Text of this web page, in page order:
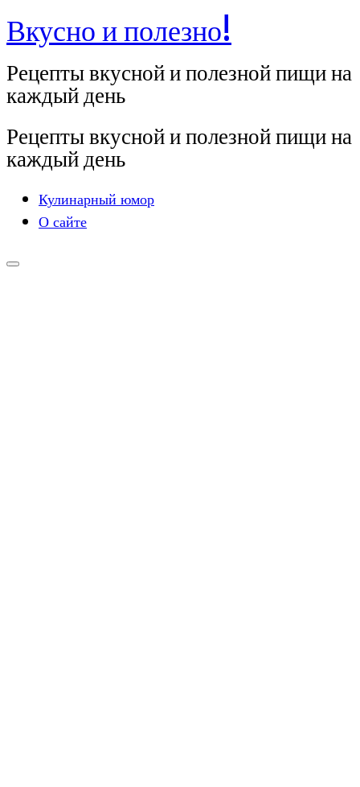
Перейти
содержимому
Вкусно и полезно!
Рецепты вкусной и полезной пищи на
каждый день
Рецепты вкусной и полезной пищи на
каждый день
Кулинарный юмор
О сайте